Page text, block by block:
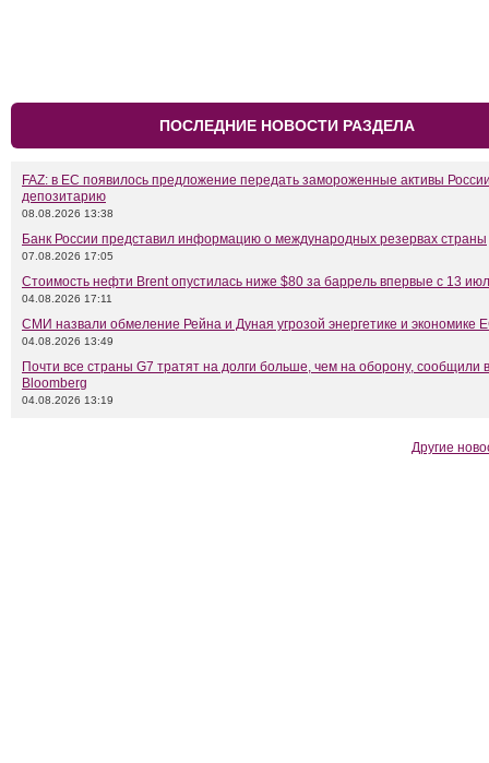
ПОСЛЕДНИЕ НОВОСТИ РАЗДЕЛА
FAZ: в ЕС появилось предложение передать замороженные активы
депозитарию
08.08.2026 13:38
Банк России представил информацию о международных резервах страны
07.08.2026 17:05
Стоимость нефти Brent опустилась ниже $80 за баррель впервые с 13
04.08.2026 17:11
СМИ назвали обмеление Рейна и Дуная угрозой энергетике и экономике
04.08.2026 13:49
Почти все страны G7 тратят на долги больше, чем на оборону, сообщили в
Bloomberg
04.08.2026 13:19
Другие